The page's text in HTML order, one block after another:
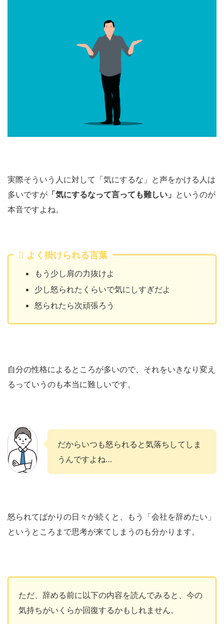
実際そういう人に対して「気にするな」と声をかける人は
多いですが 「気にするなって言っても難しい」 というのが
本音ですよね。
よく掛けられる言葉
もう少し肩の力抜けよ
少し怒られたくらいで気にしすぎだよ
怒られたら次頑張ろう
自分の性格によるところが多いので、それをいきなり変え
るっていうのも本当に難しいです。
だからいつも怒られると気落ちしてしま
うんですよね…
怒られてばかりの日々が続くと、もう「会社を辞めたい」
というところまで思考が来てしまうのも分かります。
ただ、辞める前に以下の内容を読んでみると、今の
気持ちがいくらか回復するかもしれません。